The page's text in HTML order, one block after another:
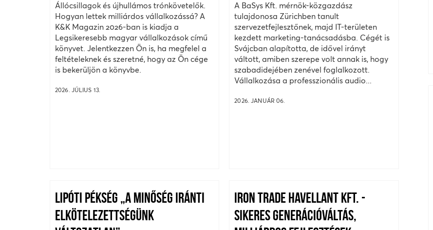
Állócsillagok és újhullámos trónkövetelők.
Hogyan lettek milliárdos vállalkozássá? A
K&K Magazin 2026-ban is kiadja a
Legsikeresebb magyar vállalkozások című
könyvet. Jelentkezzen Ön is, ha megfelel a
feltételeknek és szeretné, hogy az Ön cége
is bekerüljön a könyvbe.
2026. JÚLIUS 13.
A BaSys Kft. mérnök-közgazdász
tulajdonosa Zürichben tanult
szervezetfejlesztőnek, majd IT-területen
kezdett marketing-tanácsadásba. Cégét is
Svájcban alapította, de idővel irányt
váltott, amiben szerepe volt annak is, hogy
szabadidejében zenével foglalkozott.
Vállalkozása a professzionális audio...
2026. JANUÁR 06.
LIPÓTI PÉKSÉG „A MINŐSÉG IRÁNTI
ELKÖTELEZETTSÉGÜNK
IRON TRADE HAVELLANT KFT. -
SIKERES GENERÁCIÓVÁLTÁS,